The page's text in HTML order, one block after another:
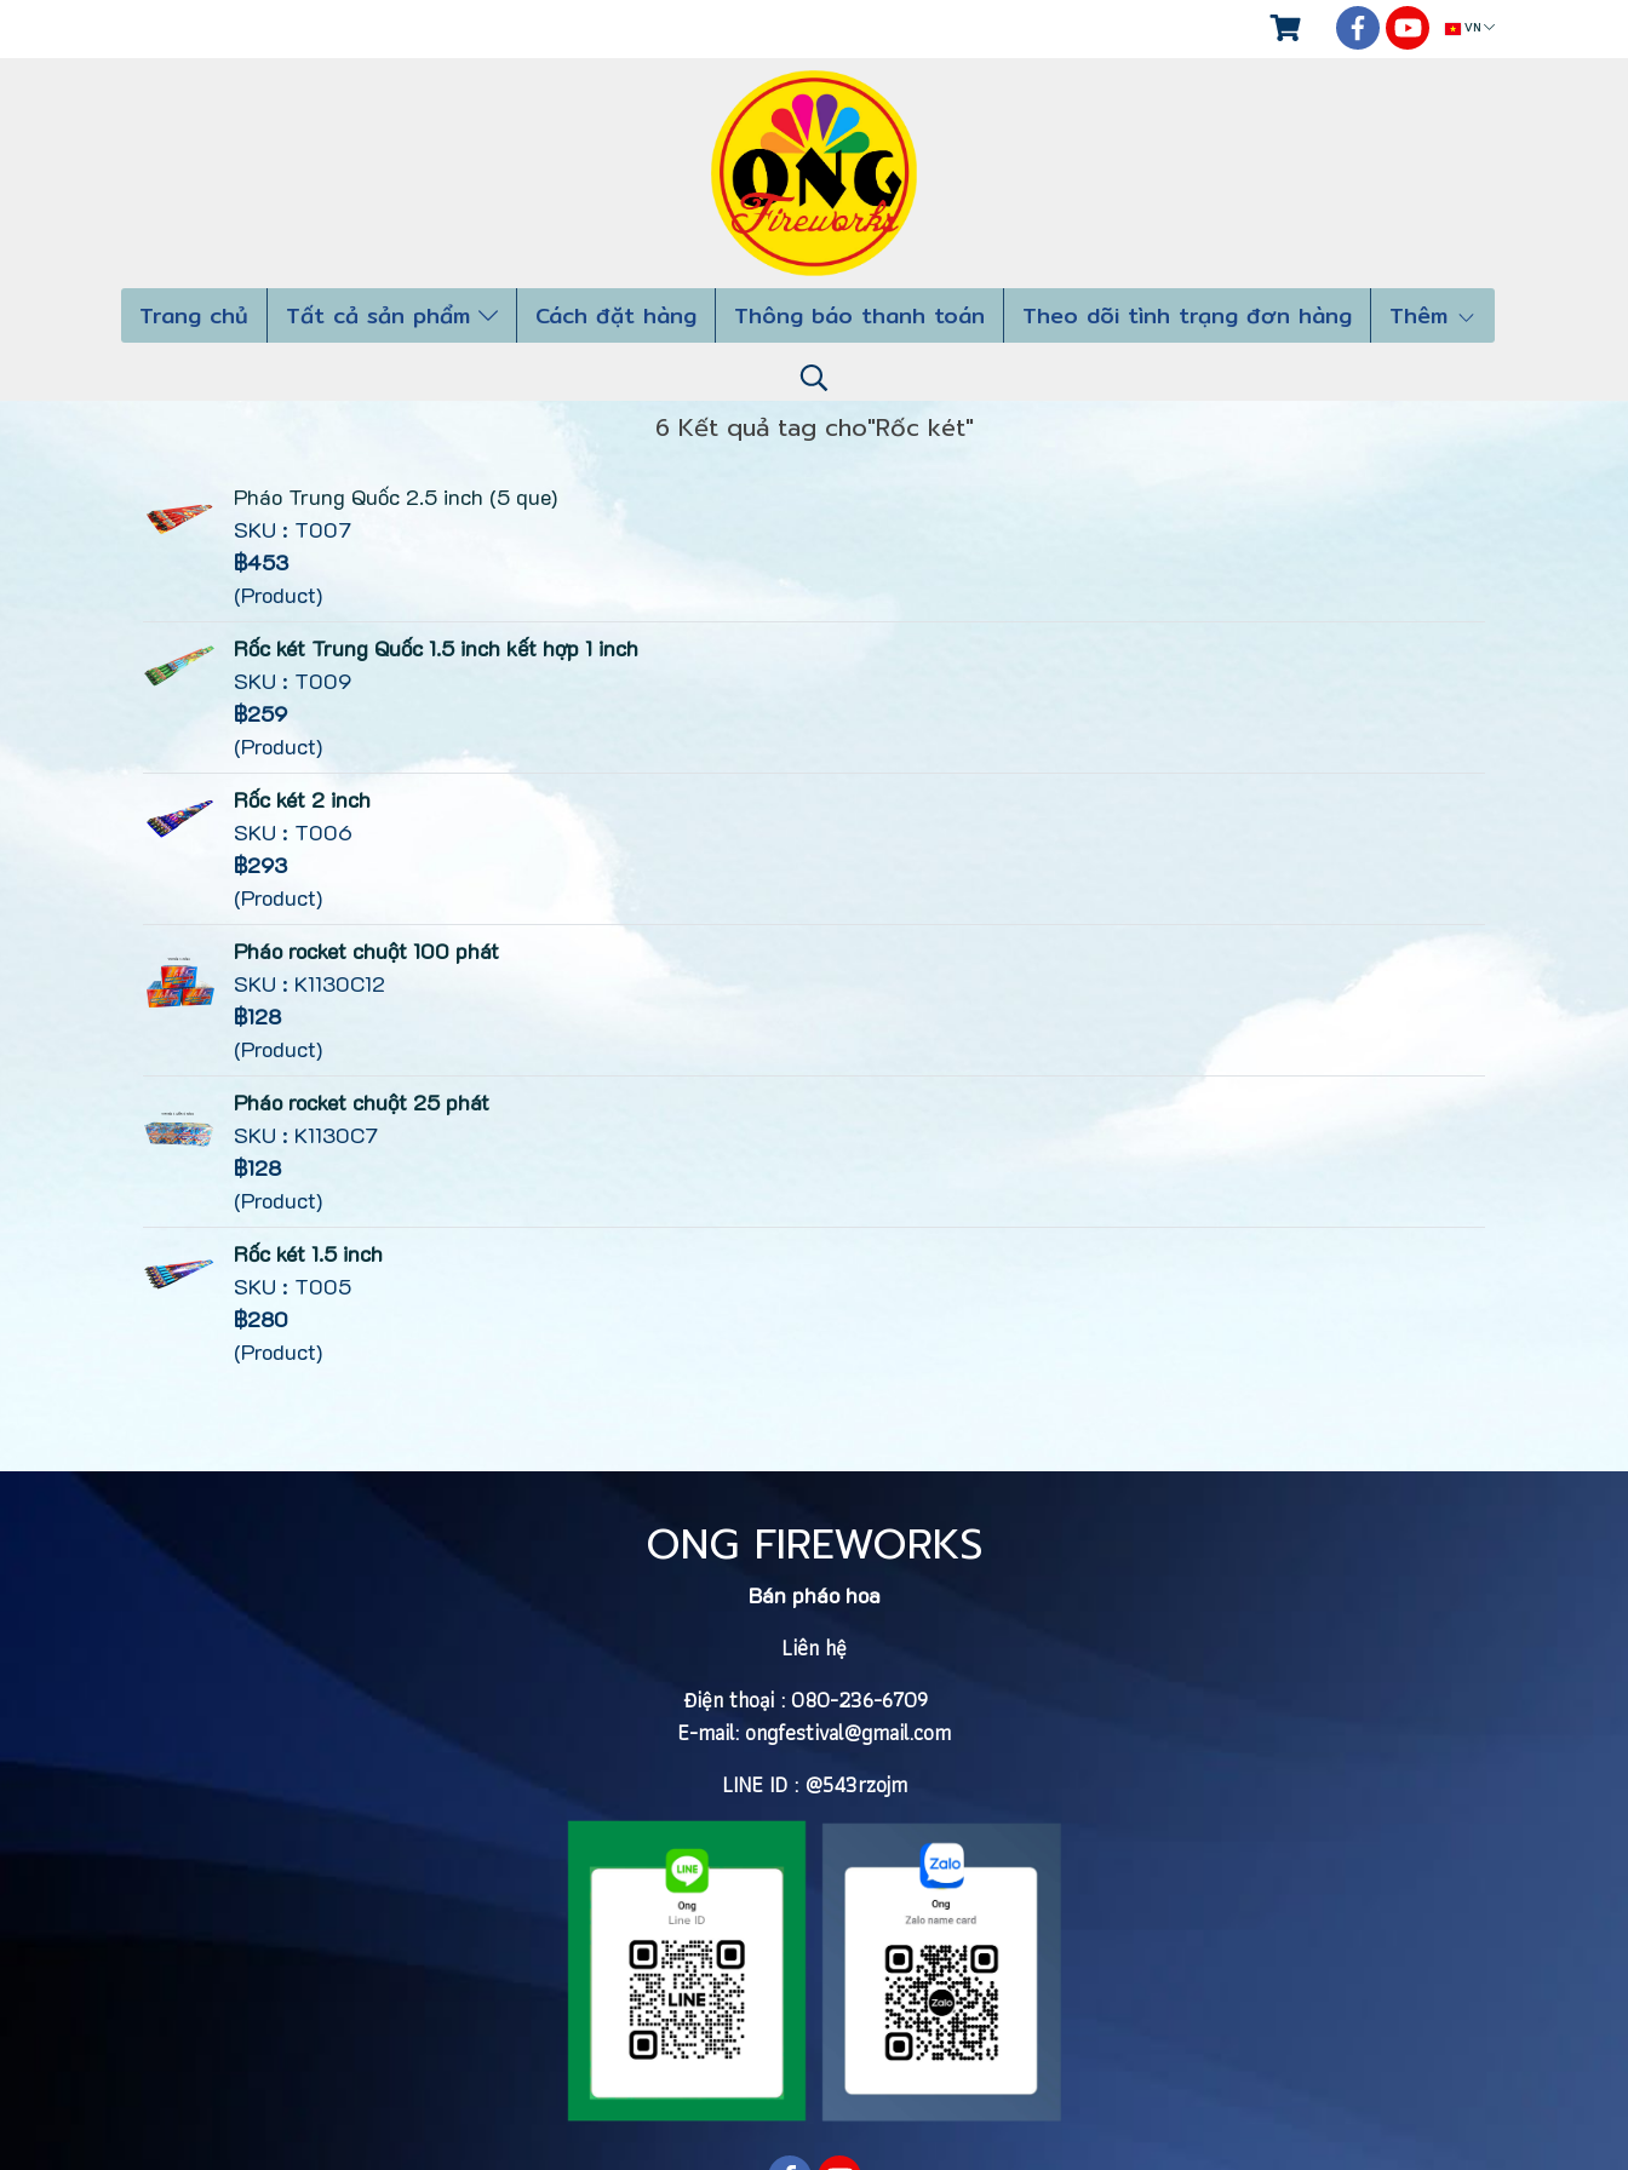
VN
Trang chủ Tất cả sản phẩm Cách đặt hàng Thông báo thanh toán Theo dõi tình trạng đơn hàng Thêm
6 Kết quả tag cho"Rốc két"
Pháo Trung Quốc 2.5 inch (5 que)
SKU : T007
฿453
(Product)
Rốc két Trung Quốc 1.5 inch kết hợp 1 inch
SKU : T009
฿259
(Product)
Rốc két 2 inch
SKU : T006
฿293
(Product)
Pháo rocket chuột 100 phát
SKU : K1130C12
฿128
(Product)
Pháo rocket chuột 25 phát
SKU : K1130C7
฿128
(Product)
Rốc két 1.5 inch
SKU : T005
฿280
(Product)
ONG FIREWORKS
Bán pháo hoa
Liên hệ
Điện thoại : 080-236-6709
E-mail:ongfestival@gmail.com
LINE ID : @543rzojm